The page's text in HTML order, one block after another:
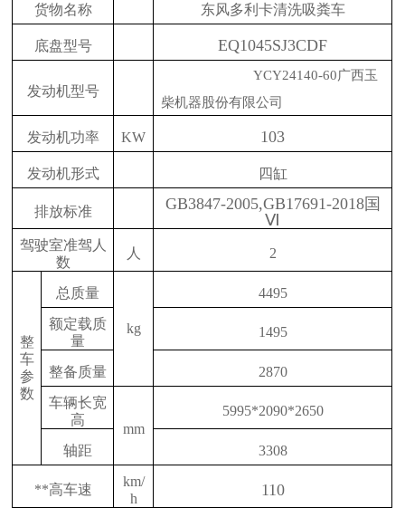
货物名称 东风多利卡清洗吸粪车
底盘型号 EQ1045SJ3CDF
发动机型号
YCY24140-60广西玉
柴机器股份有限公司
发动机功率 KW 103
发动机形式 四缸
排放标准
GB3847-2005,GB17691-2018国
Ⅵ
驾驶室准驾人
数
人 2
整
车
参
数
总质量
kg
4495
额定载质
量
1495
整备质量
2870
车辆长宽
高
mm
5995*2090*2650
轴距 3308
**高车速
km/
h
110